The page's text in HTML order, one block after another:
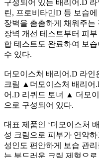
구성되어 있는 배리어 .D
린, 프로비타민D 등 보습
장벽을 촘촘하게 채워주는
장벽 개선 테스트부터 피
합 테스트도 완료하여 보
수 있다.
더모이스처 배리어 .D 라인
크림 ▲ 더모이스처 배리어
어 .D 리퀴드 토너 ▲ 더모
으로 구성되어 있다.
대표 제품인 ‘더모이스처
성 크림으로 피부가 연약
성인도 편안하게 보습 관
는 부드러운 크림 제형으